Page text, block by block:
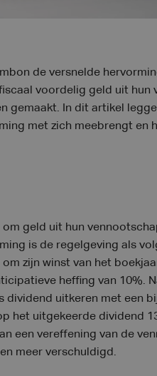
de versnelde
voordelig geld uit hun
gemaakt. In dit artikel
met zich meebrengt en
geld uit hun
is de regelgeving als
zijn winst van het
heffing van 10%.
dividend uitkeren met een
het uitgekeerde dividend
een vereffening van de
meer verschuldigd.